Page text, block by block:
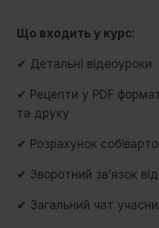
Що входить у курс:
✔ Детальні відеоуроки
✔ Рецепти у PDF
та друку
✔ Розрахунок
✔ Зворотний зв’язок
✔ Загальний чат